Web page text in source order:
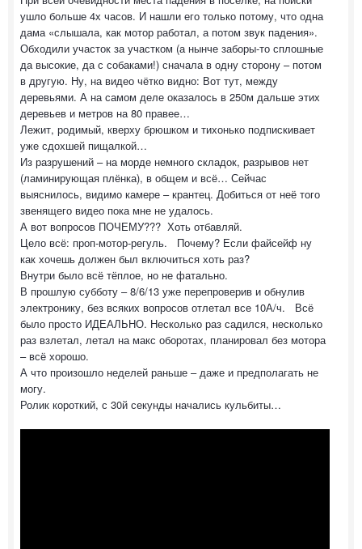
ушло больше 4х часов. И нашли его только потому, что одна
дама «слышала, как мотор работал, а потом звук падения».
Обходили участок за участком (а нынче заборы-то сплошные
да высокие, да с собаками!) сначала в одну сторону – потом
в другую. Ну, на видео чётко видно: Вот тут, между
деревьями. А на самом деле оказалось в 250м дальше этих
деревьев и метров на 80 правее…
Лежит, родимый, кверху брюшком и тихонько подпискивает
уже сдохшей пищалкой…
Из разрушений – на морде немного складок, разрывов нет
(ламинирующая плёнка), в общем и всё… Сейчас
выяснилось, видимо камере – крантец. Добиться от неё того
звенящего видео пока мне не удалось.
А вот вопросов ПОЧЕМУ??? Хоть отбавляй.
Цело всё: проп-мотор-регуль. Почему? Если файсейф ну
как хочешь должен был включиться хоть раз?
Внутри было всё тёплое, но не фатально.
В прошлую субботу – 8/6/13 уже перепроверив и обнулив
электронику, без всяких вопросов отлетал все 10А/ч. Всё
было просто ИДЕАЛЬНО. Несколько раз садился, несколько
раз взлетал, летал на макс оборотах, планировал без мотора
– всё хорошо.
А что произошло неделей раньше – даже и предполагать не
могу.
Ролик короткий, с 30й секунды начались кульбиты…